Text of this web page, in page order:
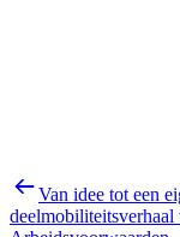
Van idee tot een
deelmobiliteitsverhaal